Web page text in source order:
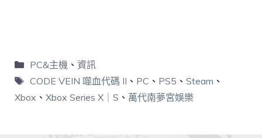
PC&主機 、 資訊
CODE VEIN 噬血代碼 II 、 PC 、 PS5 、 Steam 、
Xbox 、 Xbox Series X｜S 、 萬代南夢宮娛樂